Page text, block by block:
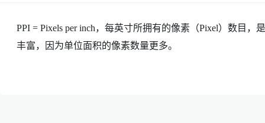
PPI = Pixels per inch，每英寸所拥有的像素（Pixel）数目
丰富，因为单位面积的像素数量更多。